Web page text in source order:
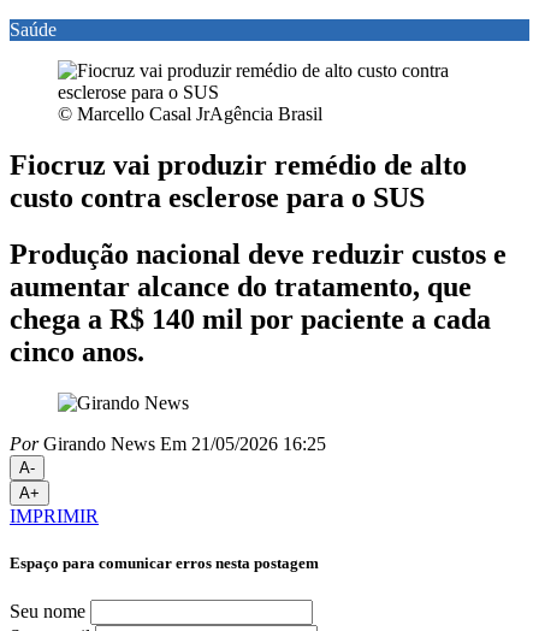
Saúde
© Marcello Casal JrAgência Brasil
Fiocruz vai produzir remédio de alto
custo contra esclerose para o SUS
Produção nacional deve reduzir custos e
aumentar alcance do tratamento, que
chega a R$ 140 mil por paciente a cada
cinco anos.
PorGirando News Em 21/05/2026 16:25
A-
A+
IMPRIMIR
Espaço para comunicar erros nesta postagem
Seu nome